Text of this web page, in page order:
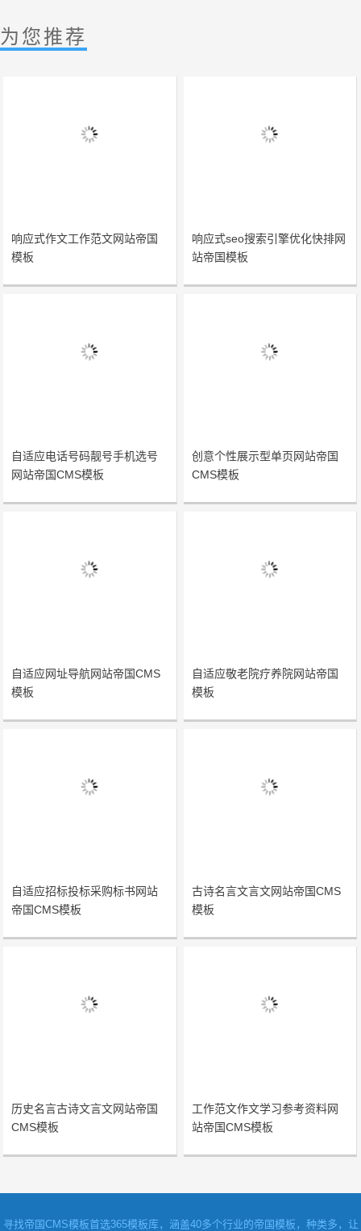
为您推荐
响应式作文工作范文网站帝国
模板
响应式seo搜索引擎优化快排网
站帝国模板
自适应电话号码靓号手机选号
网站帝国CMS模板
创意个性展示型单页网站帝国
CMS模板
自适应网址导航网站帝国CMS
模板
自适应敬老院疗养院网站帝国
模板
自适应招标投标采购标书网站
帝国CMS模板
古诗名言文言文网站帝国CMS
模板
历史名言古诗文言文网站帝国
CMS模板
工作范文作文学习参考资料网
站帝国CMS模板
寻找帝国CMS模板首选365模板库，涵盖40多个行业的帝国模板，种类多，让